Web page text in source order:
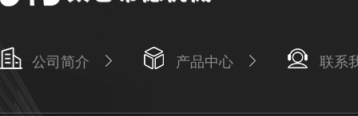
公司简介 产品中心 联系